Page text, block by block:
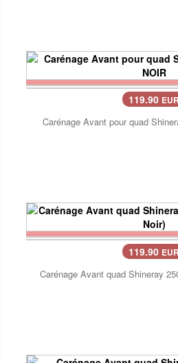
119.90 EUR
Carénage Avant pour quad
119.90 EUR
Carénage Avant quad Shineray